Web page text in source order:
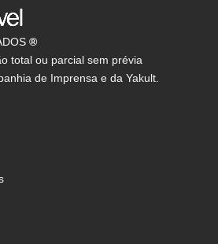
®
total ou parcial sem prévia
de Imprensa e da Yakult.